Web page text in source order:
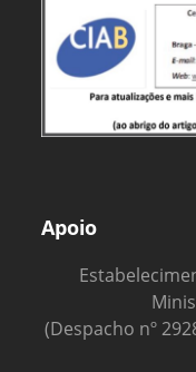
Apoio
(Despacho nº